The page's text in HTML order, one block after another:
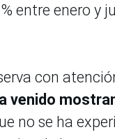
entre enero y
con
venido
no se ha